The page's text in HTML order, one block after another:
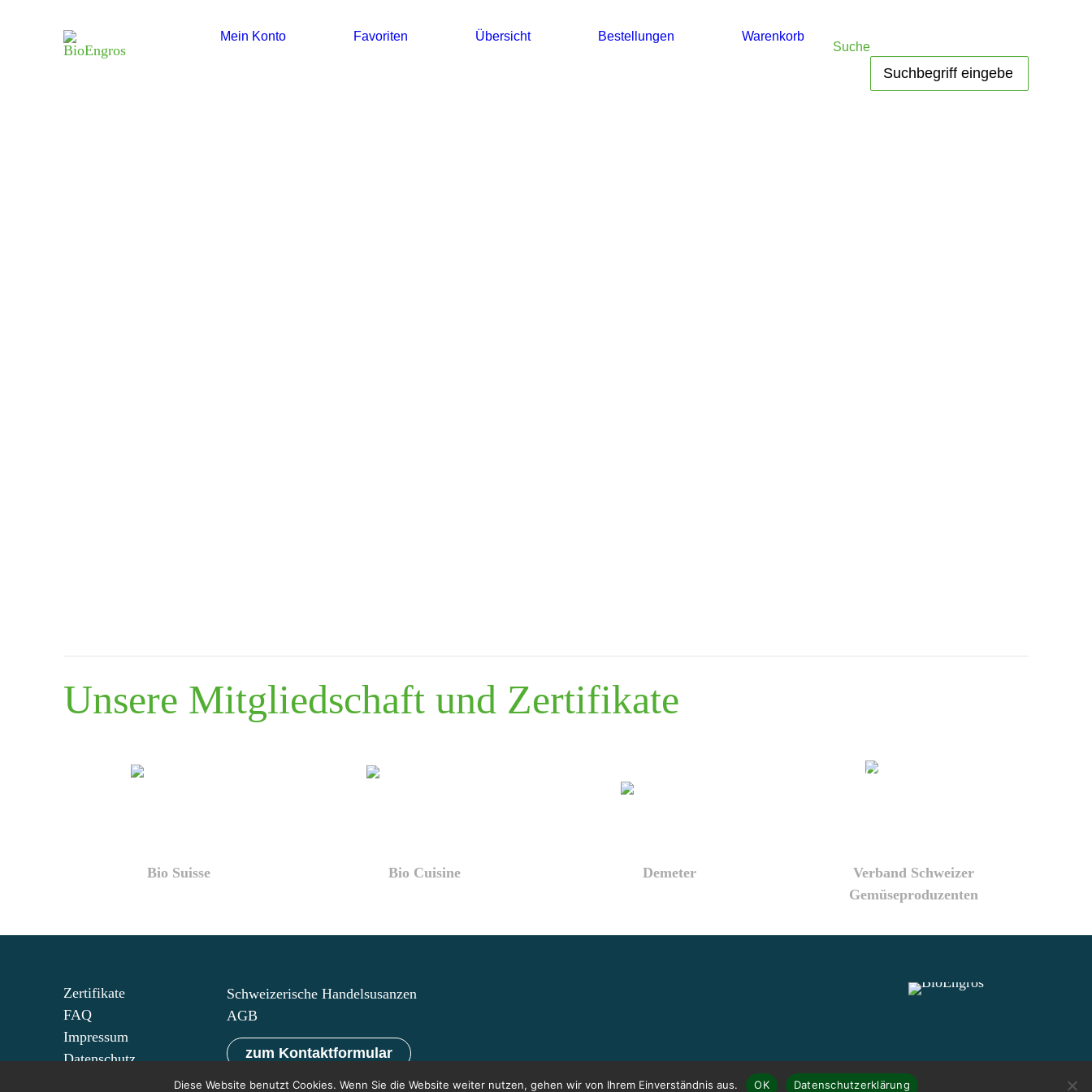
Mein Konto Favoriten Übersicht Bestellungen Warenkorb
Suche
Unsere Mitgliedschaft und Zertifikate
Bio Suisse Bio Cuisine Demeter
Verband Schweizer
Gemüseproduzenten
Zertifikate
FAQ
Impressum
Datenschutz
Schweizerische Handelsusanzen
AGB
zum Kontaktformular
Diese Website benutzt Cookies. Wenn Sie die Website weiter nutzen, gehen wir von Ihrem Einverständnis aus. OK Datenschutzerklärung